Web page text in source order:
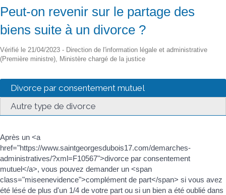
Peut-on revenir sur le partage des
biens suite à un divorce ?
Vérifié le 21/04/2023 - Direction de l'information légale et administrative
(Première ministre), Ministère chargé de la justice
Divorce par consentement mutuel
Autre type de divorce
Après un <a
href="https://www.saintgeorgesdubois17.com/demarches-
administratives/?xml=F10567">divorce par consentement
mutuel</a>, vous pouvez demander un <span
class="miseenevidence">complément de part</span> si vous avez
été lésé de plus d'un 1/4 de votre part ou si un bien a été oublié dans